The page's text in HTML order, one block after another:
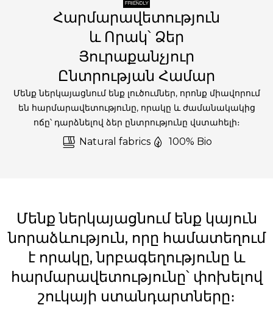
Հարմարավետություն
և Որակ՝ Ձեր
Յուրաքանչյուր
Ընտրության Համար
Մենք ներկայացնում ենք լուծումներ, որոնք միավորում
են հարմարավետությունը, որակը և ժամանակակից
ոճը՝ դարձնելով ձեր ընտրությունը վստահելի։
Natural fabrics 100% Bio
Մենք ներկայացնում ենք կայուն
նորաձևություն, որը համատեղում
է որակը, նրբագեղությունը և
հարմարավետությունը՝ փոխելով
շուկայի ստանդարտները։